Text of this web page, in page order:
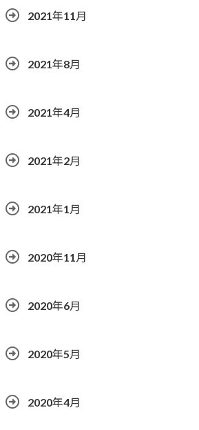
2021年11月
2021年8月
2021年4月
2021年2月
2021年1月
2020年11月
2020年6月
2020年5月
2020年4月